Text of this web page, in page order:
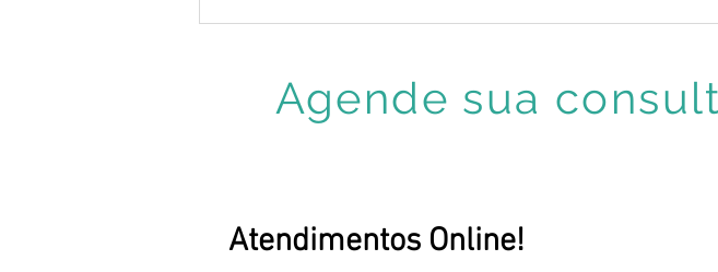
O que são
Agende sua
Atendimentos Online!